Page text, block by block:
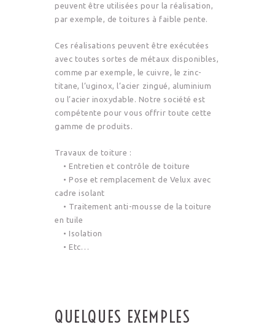
peuvent être utilisées pour la réalisation,
par exemple, de toitures à faible pente.
Ces réalisations peuvent être exécutées
avec toutes sortes de métaux disponibles,
comme par exemple, le cuivre, le zinc-
titane, l’uginox, l’acier zingué, aluminium
ou l’acier inoxydable. Notre société est
compétente pour vous offrir toute cette
gamme de produits.
Travaux de toiture :
• Entretien et contrôle de toiture
• Pose et remplacement de Velux avec
cadre isolant
• Traitement anti-mousse de la toiture
en tuile
• Isolation
• Etc…
QUELQUES EXEMPLES